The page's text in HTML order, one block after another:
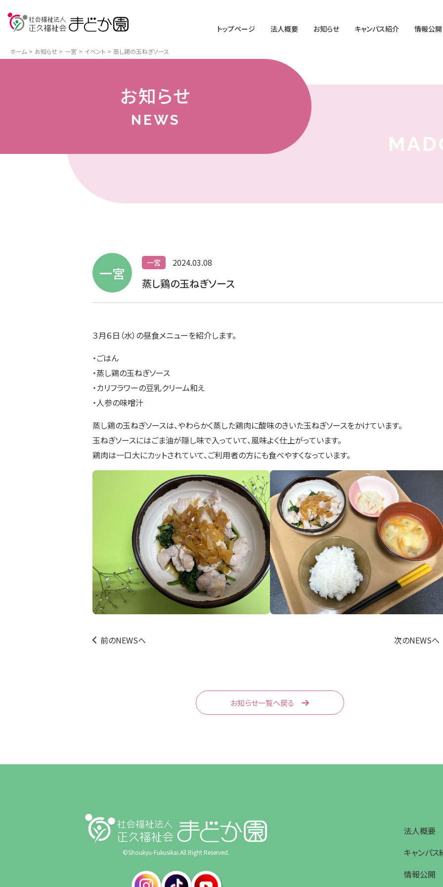
トップページ 法人概要 お知らせ キャンパス紹介 情報公開
ホーム お知らせ 一宮 イベント 蒸し鶏の玉ねぎソース
お知らせ
NEWS
一宮
一宮 2024.03.08
蒸し鶏の玉ねぎソース
３月６日（水）の昼食メニューを紹介します。
・ごはん
・蒸し鶏の玉ねぎソース
・カリフラワーの豆乳クリーム和え
・人参の味噌汁
蒸し鶏の玉ねぎソースは、やわらかく蒸した鶏肉に酸味のきいた玉ねぎソースをかけています。
玉ねぎソースにはごま油が隠し味で入っていて、風味よく仕上がっています。
鶏肉は一口大にカットされていて、ご利用者の方にも食べやすくなっています。
前のNEWSへ 次のNEWSへ
お知らせ一覧へ戻る
©Shoukyu-Fukusikai.All Right Reserved.
法人概要
キャンパス
情報公開